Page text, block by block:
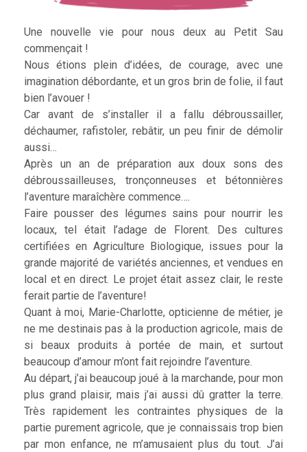
Une nouvelle vie pour nous deux au Petit Sau
commençait !
Nous étions plein d’idées, de courage, avec une
imagination débordante, et un gros brin de folie, il faut
bien l’avouer !
Car avant de s’installer il a fallu débroussailler,
déchaumer, rafistoler, rebâtir, un peu finir de démolir
aussi…
Après un an de préparation aux doux sons des
débroussailleuses, tronçonneuses et bétonnières
l’aventure maraîchère commence….
Faire pousser des légumes sains pour nourrir les
locaux, tel était l’adage de Florent. Des cultures
certifiées en Agriculture Biologique, issues pour la
grande majorité de variétés anciennes, et vendues en
local et en direct. Le projet était assez clair, le reste
ferait partie de l’aventure!
Quant à moi, Marie-Charlotte, opticienne de métier, je
ne me destinais pas à la production agricole, mais de
si beaux produits à portée de main, et surtout
beaucoup d’amour m’ont fait rejoindre l’aventure.
Au départ, j’ai beaucoup joué à la marchande, pour mon
plus grand plaisir, mais j’ai aussi dû gratter la terre.
Très rapidement les contraintes physiques de la
partie purement agricole, que je connaissais trop bien
par mon enfance, ne m’amusaient plus du tout. J’ai